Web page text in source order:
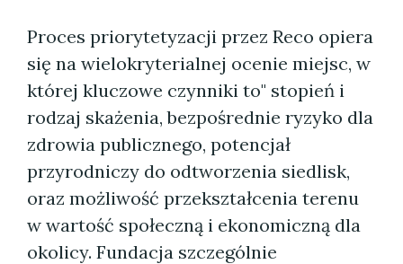
Proces priorytetyzacji przez Reco opiera
się na wielokryterialnej ocenie miejsc, w
której kluczowe czynniki to" stopień i
rodzaj skażenia, bezpośrednie ryzyko dla
zdrowia publicznego, potencjał
przyrodniczy do odtworzenia siedlisk,
oraz możliwość przekształcenia terenu
w wartość społeczną i ekonomiczną dla
okolicy. Fundacja szczególnie